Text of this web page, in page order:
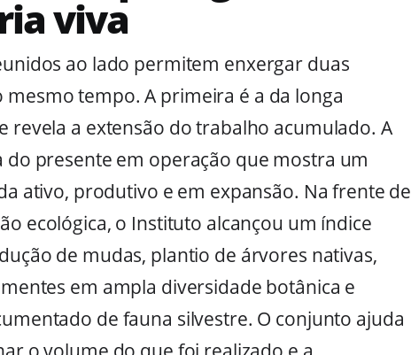
viva
ao lado permitem enxergar duas
mesmo tempo. A primeira é a da longa
revela a extensão do trabalho acumulado. A
do presente em operação que mostra um
ativo, produtivo e em expansão. Na frente de
ecológica, o Instituto alcançou um índice
de mudas, plantio de árvores nativas,
em ampla diversidade botânica e
de fauna silvestre. O conjunto ajuda